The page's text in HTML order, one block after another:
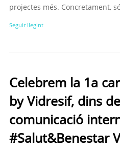
projectes més. Concretament,
Seguir llegint
Celebrem la 1a
by Vidresif, dins
comunicació
#Salut&Benestar